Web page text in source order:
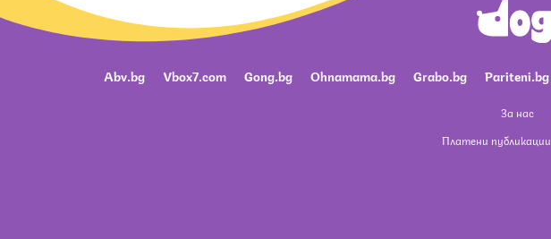
Abv.bg Vbox7.com Gong.bg Ohnamama.bg Grabo.bg Pariteni.bg
За нас
Платени публикации